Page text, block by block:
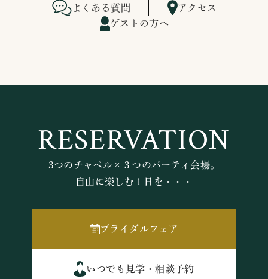
よくある質問
アクセス
ゲストの方へ
RESERVATION
3つのチャペル×３つのパーティ会場。
自由に楽しむ１日を・・・
ブライダルフェア
いつでも見学・相談予約